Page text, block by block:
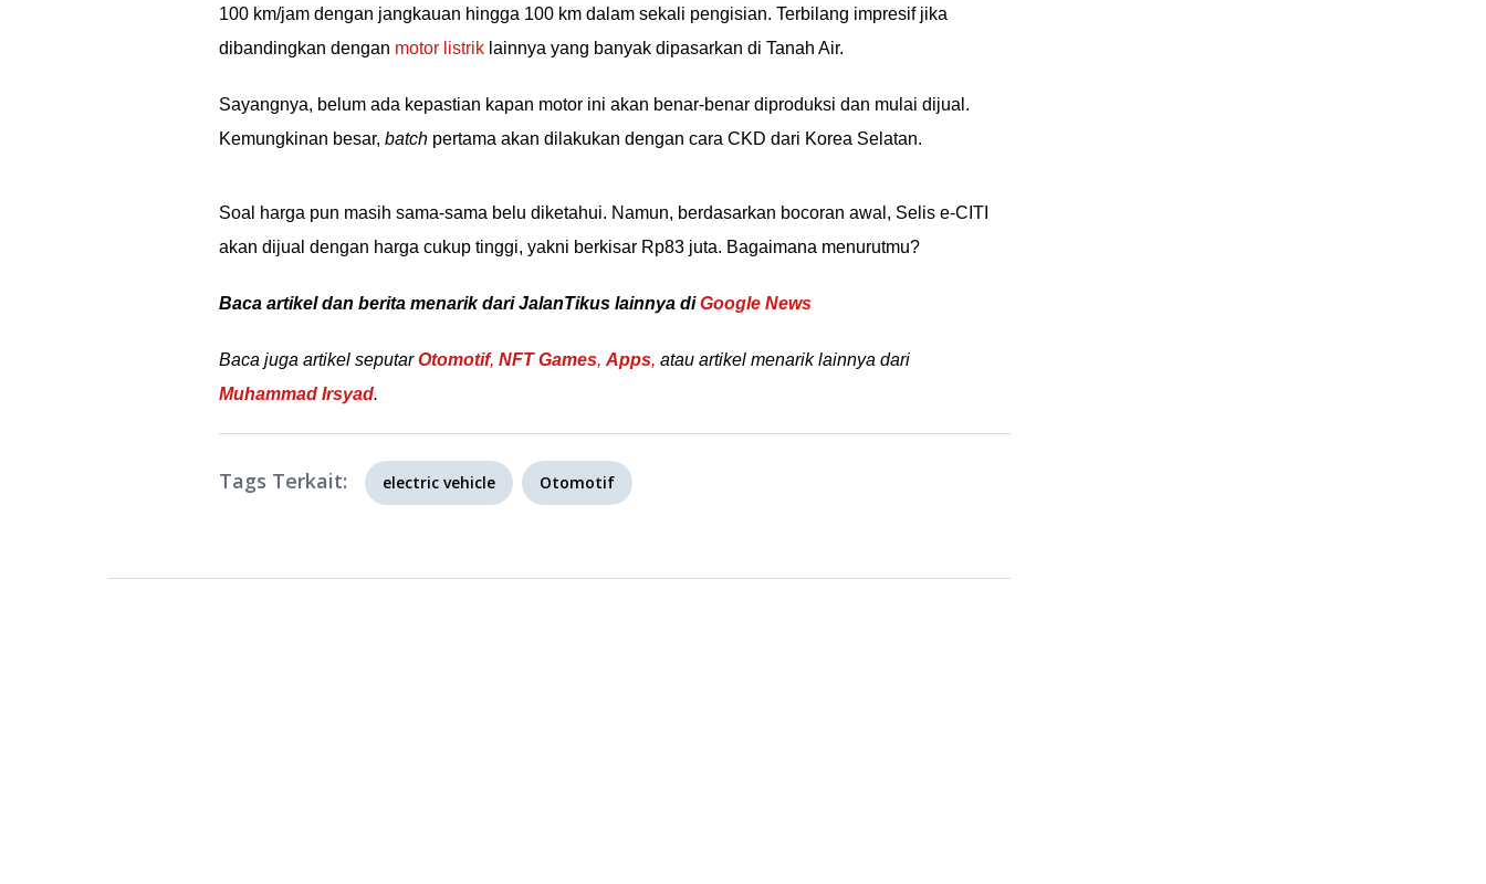
100 km/jam dengan jangkauan hingga 100 km dalam sekali pengisian. Terbilang impresif jika
dibandingkan dengan motor listrik lainnya yang banyak dipasarkan di Tanah Air.
Sayangnya, belum ada kepastian kapan motor ini akan benar-benar diproduksi dan mulai dijual.
Kemungkinan besar, batch pertama akan dilakukan dengan cara CKD dari Korea Selatan.
Soal harga pun masih sama-sama belu diketahui. Namun, berdasarkan bocoran awal, Selis e-CITI
akan dijual dengan harga cukup tinggi, yakni berkisar Rp83 juta. Bagaimana menurutmu?
Baca artikel dan berita menarik dari JalanTikus lainnya diGoogle News
Baca juga artikel seputarOtomotif, NFT Games, Apps, atau artikel menarik lainnya dari
Muhammad Irsyad.
Tags Terkait: electric vehicle Otomotif